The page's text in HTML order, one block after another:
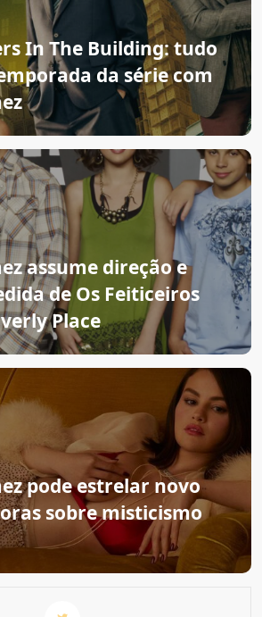
In The Building: tudo
da série com
assume direção e
de Os Feiticeiros
Place
pode estrelar novo
sobre misticismo